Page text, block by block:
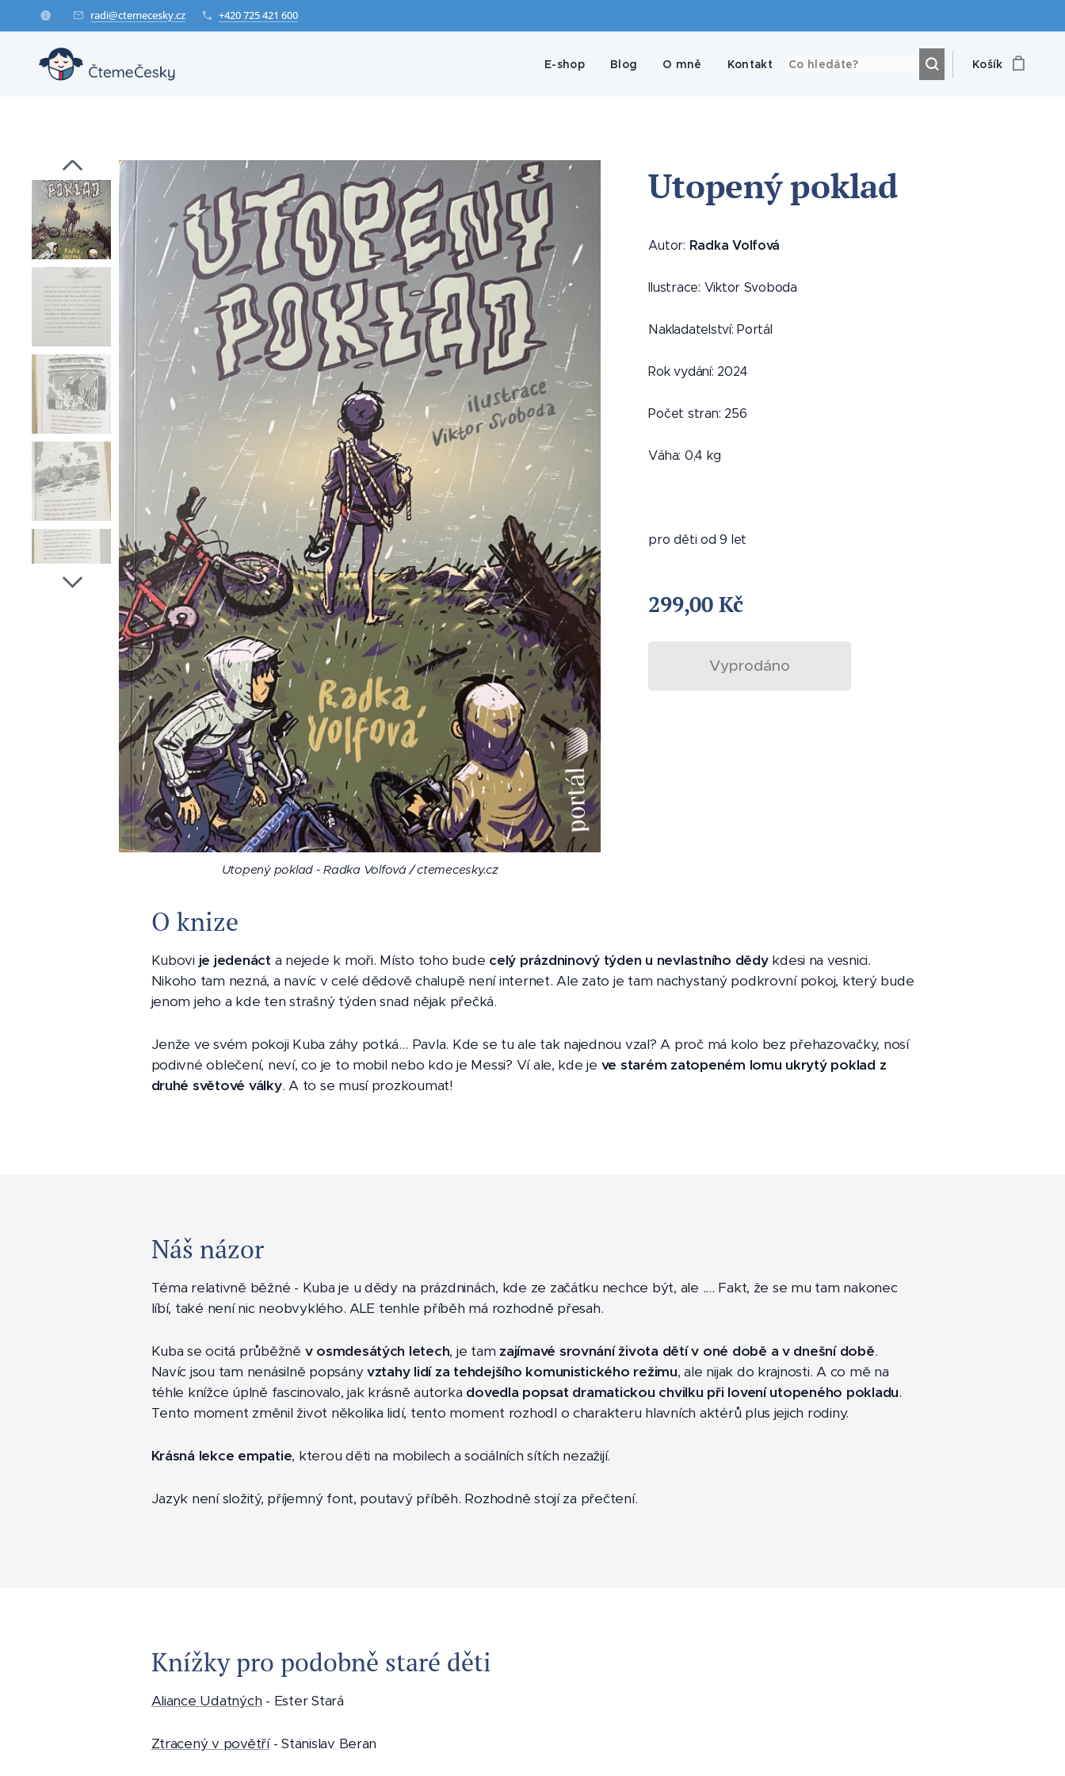
radi@ctemecesky.cz +420 725 421 600
E-shop Blog O mně Kontakt Košík
Utopený poklad
Utopený poklad - Radka Volfová / ctemecesky.cz
Utopený poklad - Radka Volfová / ctemecesky.cz
Utopený poklad - Radka Volfová / ctemecesky.cz
Utopený poklad - Radka Volfová / ctemecesky.cz
Utopený poklad - Radka Volfová / ctemecesky.cz
Utopený poklad - Radka Volfová / ctemecesky.cz
Utopený poklad - Radka Volfová / ctemecesky.cz
Autor: Radka Volfová
Ilustrace: Viktor Svoboda
Nakladatelství: Portál
Rok vydání: 2024
Počet stran: 256
Váha: 0,4 kg
pro děti od 9 let
299,00Kč
Vyprodáno
O knize
Kubovi je jedenáct a nejede k moři. Místo toho bude celý prázdninový týden u nevlastního dědykdesi na vesnici.
Nikoho tam nezná, a navíc v celé dědově chalupě není internet. Ale zato je tam nachystaný podkrovní pokoj, který bude
jenom jeho a kde ten strašný týden snad nějak přečká.
Jenže ve svém pokoji Kuba záhy potká… Pavla. Kde se tu ale tak najednou vzal? A proč má kolo bez přehazovačky, nosí
podivné oblečení, neví, co je to mobil nebo kdo je Messi? Ví ale, kde je ve starém zatopeném lomu ukrytý poklad z
druhé světové války. A to se musí prozkoumat!
Náš názor
Téma relativně běžné - Kuba je u dědy na prázdninách, kde ze začátku nechce být, ale .... Fakt, že se mu tam nakonec
líbí, také není nic neobvyklého. ALE tenhle příběh má rozhodně přesah.
Kuba se ocitá průběžně v osmdesátých letech, je tam zajímavé srovnání života dětí v oné době a v dnešní době.
Navíc jsou tam nenásilně popsányvztahy lidí za tehdejšího komunistického režimu, ale nijak do krajnosti. A co mě na
téhle knížce úplně fascinovalo, jak krásně autorka dovedla popsat dramatickou chvilku při lovení utopeného pokladu.
Tento moment změnil život několika lidí, tento moment rozhodl o charakteru hlavních aktérů plus jejich rodiny.
Krásná lekce empatie, kterou děti na mobilech a sociálních sítích nezažijí.
Jazyk není složitý, příjemný font, poutavý příběh. Rozhodně stojí za přečtení.
Knížky pro podobně staré děti
Aliance Udatných - Ester Stará
Ztracený v povětří- Stanislav Beran